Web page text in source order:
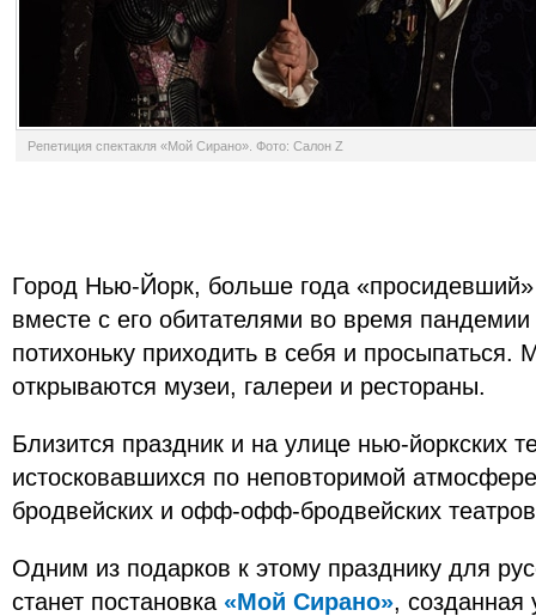
Репетиция спектакля «Мой Сирано». Фото: Салон Z
Город Нью-Йорк, больше года «просидевший»
вместе с его обитателями во время пандемии
потихоньку приходить в себя и просыпаться.
открываются музеи, галереи и рестораны.
Близится праздник и на улице нью-йоркских
истосковавшихся по неповторимой
бродвейских и офф-офф-бродвейских
Одним из подарков к этому празднику для
станет постановка «Мой Сирано», созданная